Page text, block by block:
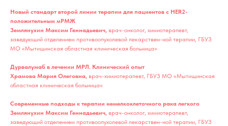
Новый стандарт второй линии терапии для пациентов с HER2-
положительным мРМЖ
Землянухин Максим Геннадьевич, врач-онколог, химиотерапевт,
заведующий отделением противоопухолевой лекарствен-ной терапии, ГБУЗ
МО «Мытищинская областная клиническая больница»
Дурвалумаб в лечении МРЛ. Клинический опыт
Храмова Мария Олеговна, врач-химиотерапевт, ГБУЗ МО «Мытищинская
областная клиническая больница»
Современные подходы к терапии немелкоклеточного рака легкого
Землянухин Максим Геннадьевич, врач-онколог, химиотерапевт,
заведующий отделением противоопухолевой лекарствен-ной терапии, ГБУЗ